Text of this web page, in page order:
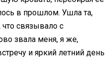
в прошлом. Ушла та,
связывало с
звала меня, я же,
и яркий летний день